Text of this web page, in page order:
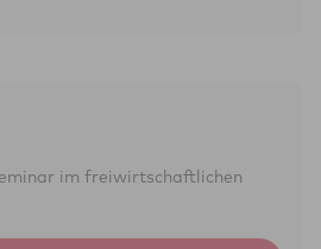
im frei­wirtschaft­lichen